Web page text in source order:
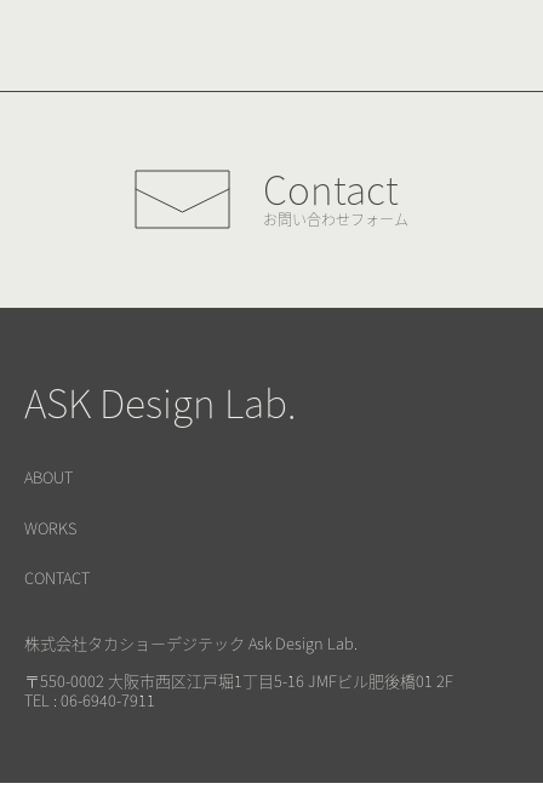
Contact
お問い合わせフォーム
ASK Design Lab.
ABOUT
WORKS
CONTACT
株式会社タカショーデジテック Ask Design Lab.
〒550-0002 大阪市西区江戸堀1丁目5-16 JMFビル肥後橋01 2F
TEL : 06-6940-7911